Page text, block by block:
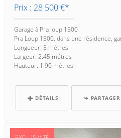
Prix : 28 500 €*
Garage à Pra loup 1500
Pra Loup 1500, dans une résidence,
Longueur: 5 métres
Largeur: 2.45 métres
Hauteur: 1.90 métres
DÉTAILS PARTAGER